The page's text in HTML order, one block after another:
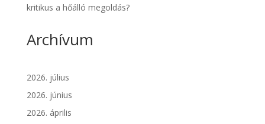
kritikus a hőálló megoldás?
Archívum
2026. július
2026. június
2026. április